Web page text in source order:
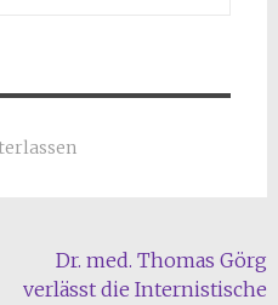
Dr. med. Thomas Görg
verlässt die Internistische